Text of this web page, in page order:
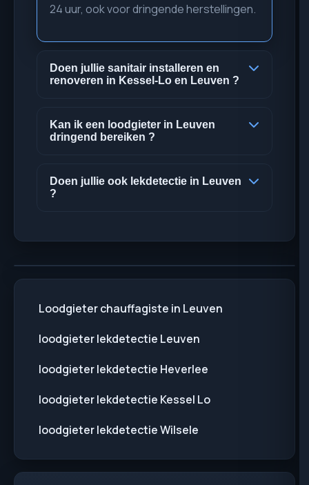
24 uur, ook voor dringende herstellingen.
Doen jullie sanitair installeren en
renoveren in Kessel-Lo en Leuven ?
renoveren sanitair (badkamers, kranen,
toiletten, leidingen) in heel Leuven en in
Heverlee.
Kan ik een loodgieter in Leuven
dringend bereiken ?
werken wij met vaklui die snel ter plaatse
zijn bij lekken, verstoppingen of een
Doen jullie ook lekdetectie in Leuven
?
op met professioneel materiaal in Leuven
Loodgieter chauffagiste in Leuven
loodgieter lekdetectie Leuven
loodgieter lekdetectie Heverlee
loodgieter lekdetectie Kessel Lo
loodgieter lekdetectie Wilsele